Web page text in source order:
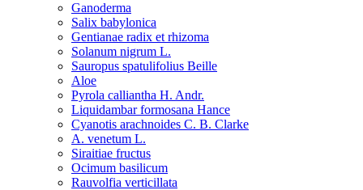
Ganoderma
Salix babylonica
Gentianae radix et rhizoma
Solanum nigrum L.
Sauropus spatulifolius Beille
Aloe
Pyrola calliantha H. Andr.
Liquidambar formosana Hance
Cyanotis arachnoides C. B. Clarke
A. venetum L.
Siraitiae fructus
Ocimum basilicum
Rauvolfia verticillata